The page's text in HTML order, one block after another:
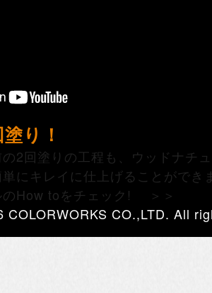
り！
2回塗りの工程も、ウッドナチ
にキレイに仕上げることができ
のHow toをチェック! ＞＞
COLORWORKS CO.,LTD. All